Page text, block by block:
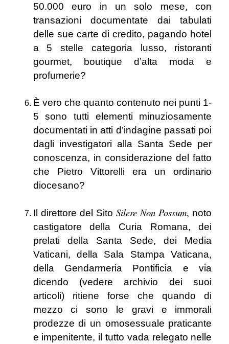
50.000 euro in un solo mese, con
transazioni documentate dai tabulati
delle sue carte di credito, pagando hotel
a 5 stelle categoria lusso, ristoranti
gourmet, boutique d’alta moda e
profumerie?
È vero che quanto contenuto nei punti 1-
5 sono tutti elementi minuziosamente
documentati in atti d’indagine passati poi
dagli investigatori alla Santa Sede per
conoscenza, in considerazione del fatto
che Pietro Vittorelli era un ordinario
diocesano?
Il direttore del SitoSilere Non Possum, noto
castigatore della Curia Romana, dei
prelati della Santa Sede, dei Media
Vaticani, della Sala Stampa Vaticana,
della Gendarmeria Pontificia e via
dicendo (vedere archivio dei suoi
articoli) ritiene forse che quando di
mezzo ci sono le gravi e immorali
prodezze di un omosessuale praticante
e impenitente, il tutto vada relegato nelle